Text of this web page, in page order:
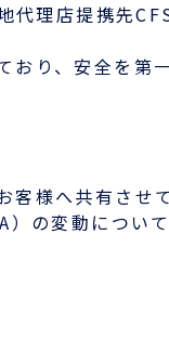
代理店提携先
おり、安全を第
客様へ共有させ
）の変動につい